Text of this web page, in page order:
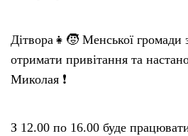
Дітвора👧🧒 Менської громади
отримати привітання та
Миколая ❗️
З 12.00 по 16.00 буде